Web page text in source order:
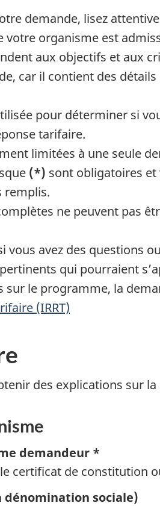
demande, lisez
votre organisme est
aux objectifs et aux
car il contient des
pour déterminer si
tarifaire.
limitées à une seule
(*) sont obligatoires
remplis.
ne peuvent pas
vous avez des questions
qui pourraient
le programme, la
(IRRT)
des explications sur
demandeur *
certificat de constitution
sociale)